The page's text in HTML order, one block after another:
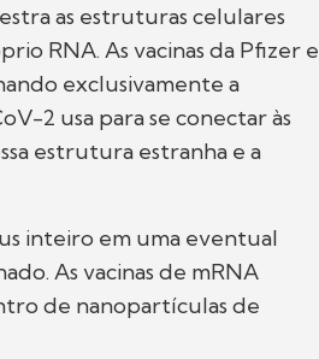
as estruturas celulares
RNA. As vacinas da Pfizer e
exclusivamente a
2 usa para se conectar às
estrutura estranha e a
inteiro em uma eventual
As vacinas de mRNA
de nanopartículas de